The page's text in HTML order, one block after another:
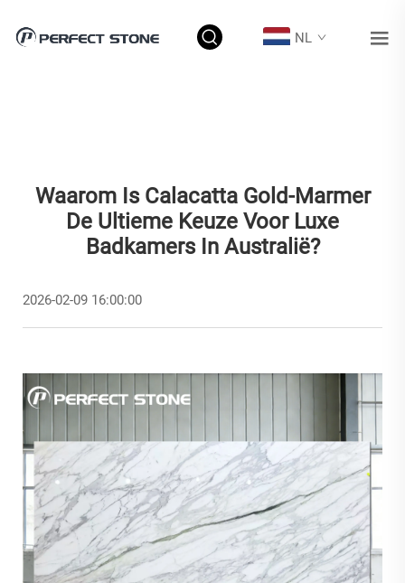
NL
Waarom Is Calacatta Gold-Marmer
De Ultieme Keuze Voor Luxe
Badkamers In Australië?
2026-02-09 16:00:00